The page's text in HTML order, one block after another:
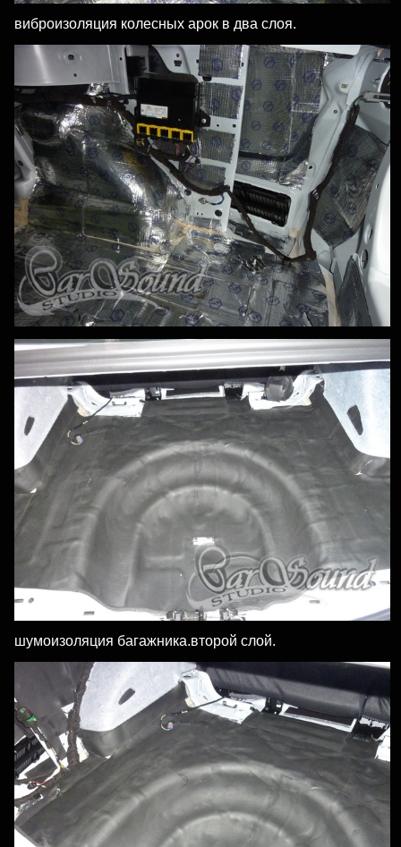
виброизоляция колесных арок в два слоя.
шумоизоляция багажника.второй слой.